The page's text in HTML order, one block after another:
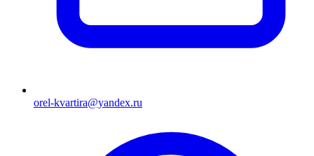
orel-kvartira@yandex.ru